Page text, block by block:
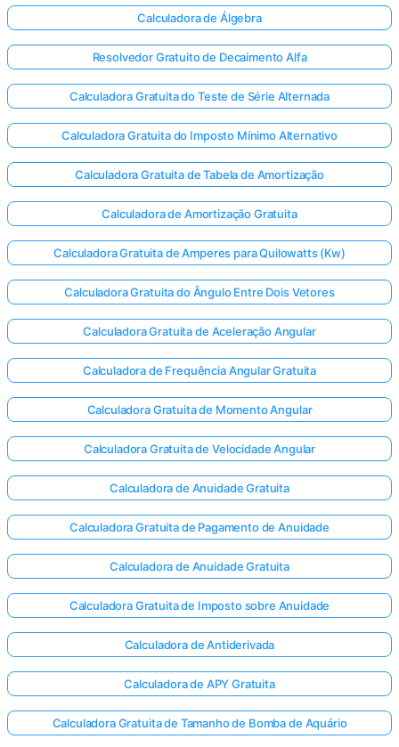
Calculadora de Álgebra
Resolvedor Gratuito de Decaimento Alfa
Calculadora Gratuita do Teste de Série Alternada
Calculadora Gratuita do Imposto Mínimo Alternativo
Calculadora Gratuita de Tabela de Amortização
Calculadora de Amortização Gratuita
Calculadora Gratuita de Amperes para Quilowatts (Kw)
Calculadora Gratuita do Ângulo Entre Dois Vetores
Calculadora Gratuita de Aceleração Angular
Calculadora de Frequência Angular Gratuita
Calculadora Gratuita de Momento Angular
Calculadora Gratuita de Velocidade Angular
Calculadora de Anuidade Gratuita
Calculadora Gratuita de Pagamento de Anuidade
Calculadora de Anuidade Gratuita
Calculadora Gratuita de Imposto sobre Anuidade
Calculadora de Antiderivada
Calculadora de APY Gratuita
Calculadora Gratuita de Tamanho de Bomba de Aquário